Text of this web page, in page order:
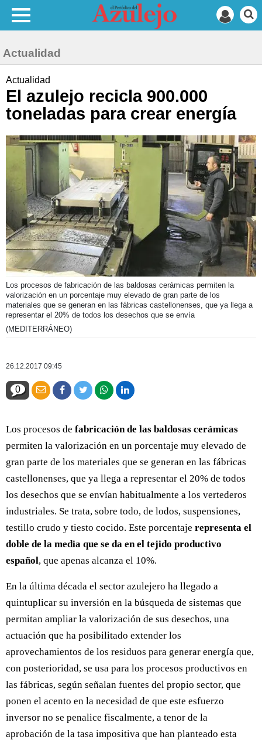
Actualidad
Actualidad
El azulejo recicla 900.000
toneladas para crear energía
Los procesos de fabricación de las baldosas cerámicas permiten la
valorización en un porcentaje muy elevado de gran parte de los
materiales que se generan en las fábricas castellonenses, que ya llega a
representar el 20% de todos los desechos que se envía
(MEDITERRÁNEO)
26.12.2017 09:45
0
Los procesos de fabricación de las baldosas cerámicas
permiten la valorización en un porcentaje muy elevado de
gran parte de los materiales que se generan en las fábricas
castellonenses, que ya llega a representar el 20% de todos
los desechos que se envían habitualmente a los vertederos
industriales. Se trata, sobre todo, de lodos, suspensiones,
testillo crudo y tiesto cocido. Este porcentaje representa el
doble de la media que se da en el tejido productivo
español, que apenas alcanza el 10%.
En la última década el sector azulejero ha llegado a
quintuplicar su inversión en la búsqueda de sistemas que
permitan ampliar la valorización de sus desechos, una
actuación que ha posibilitado extender los
aprovechamientos de los residuos para generar energía que,
con posterioridad, se usa para los procesos productivos en
las fábricas, según señalan fuentes del propio sector, que
ponen el acento en la necesidad de que este esfuerzo
inversor no se penalice fiscalmente, a tenor de la
aprobación de la tasa impositiva que han planteado esta